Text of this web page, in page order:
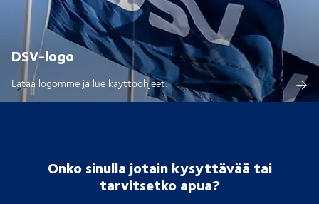
DSV-logo
Lataa logomme ja lue käyttöohjeet.
Onko sinulla jotain kysyttävää tai
tarvitsetko apua?